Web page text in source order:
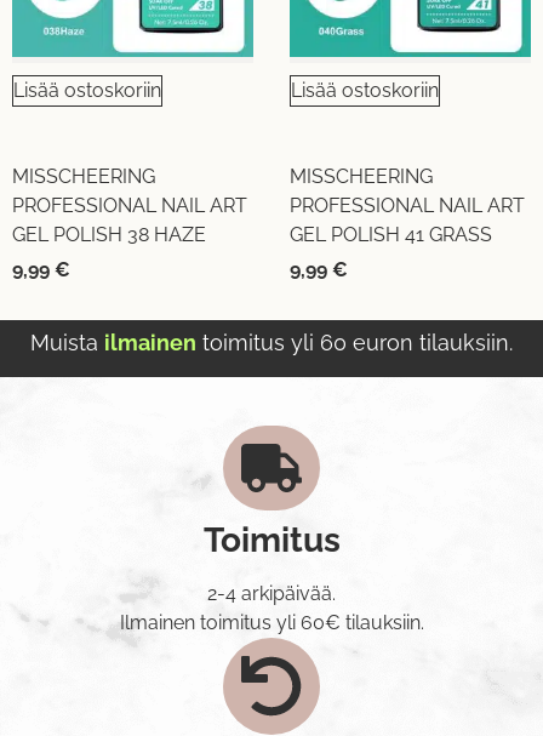
Lisää ostoskoriin
MISSCHEERING
PROFESSIONAL NAIL ART
GEL POLISH 38 HAZE
9,99 €
Lisää ostoskoriin
MISSCHEERING
PROFESSIONAL NAIL ART
GEL POLISH 41 GRASS
9,99 €
Muista ilmainen toimitus yli 60 euron tilauksiin.
Toimitus
2-4 arkipäivää.
Ilmainen toimitus yli 60€ tilauksiin.